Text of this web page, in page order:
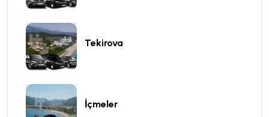
Tekirova
İçmeler